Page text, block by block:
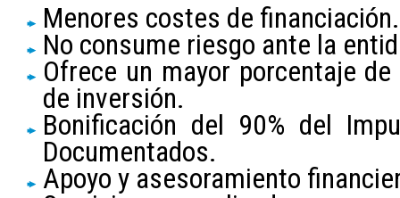
Menores costes de financiación.
No consume riesgo ante la
Ofrece un mayor porcentaje
de inversión.
Bonificación del 90% del
Documentados.
Apoyo y asesoramiento